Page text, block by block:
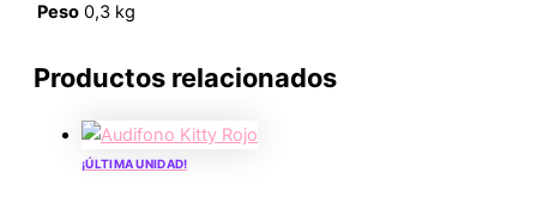
Peso 0,3 kg
Productos relacionados
¡ÚLTIMA UNIDAD!